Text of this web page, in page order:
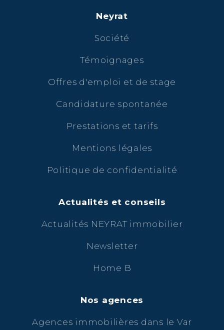
Neyrat
Société
Témoignages
Offres d'emploi et de stage
Candidature spontanée
Prestations et tarifs
Mentions légales
Politique de confidentialité
Actualités et conseils
Actualités NEYRAT immobilier
Newsletter
Home B
Nos agences
Agences immobilières dans le Var